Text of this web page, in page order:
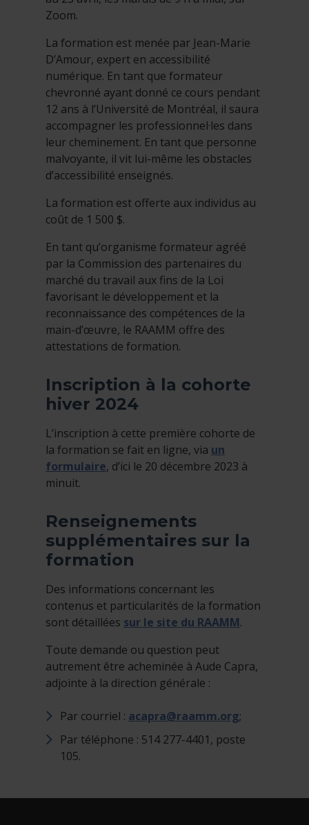
Zoom.
La formation est menée par Jean-Marie
D’Amour, expert en accessibilité
numérique. En tant que formateur
chevronné ayant donné ce cours pendant
12 ans à l’Université de Montréal, il saura
accompagner les professionnel·les dans
leur cheminement. En tant que personne
malvoyante, il vit lui-même les obstacles
d’accessibilité enseignés.
La formation est offerte aux individus au
coût de 1 500 $.
En tant qu’organisme formateur agréé
par la Commission des partenaires du
marché du travail aux fins de la Loi
favorisant le développement et la
reconnaissance des compétences de la
main-d’œuvre, le RAAMM offre des
attestations de formation.
Inscription à la cohorte
hiver 2024
L’inscription à cette première cohorte de
la formation se fait en ligne, via un
formulaire, d’ici le 20 décembre 2023 à
minuit.
Renseignements
supplémentaires sur la
formation
Des informations concernant les
contenus et particularités de la formation
sont détaillées sur le site du RAAMM.
Toute demande ou question peut
autrement être acheminée à Aude Capra,
adjointe à la direction générale :
Par courriel : acapra@raamm.org;
Par téléphone : 514 277-4401, poste
105.